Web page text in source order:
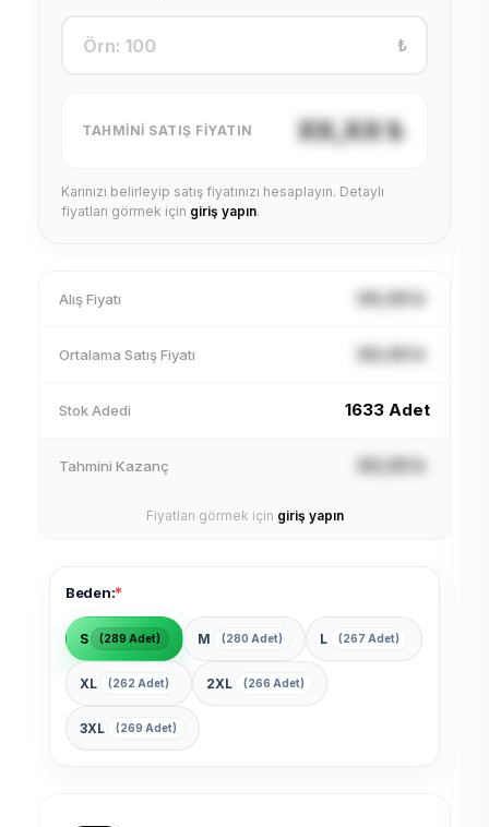
₺
TAHMINI SATIŞ FIYATIN XX,XX ₺
Karınızı belirleyip satış fiyatınızı hesaplayın. Detaylı
fiyatları görmek için giriş yapın.
Alış Fiyatı XX,XX ₺
Ortalama Satış Fiyatı XX,XX ₺
Stok Adedi 1633 Adet
Tahmini Kazanç XX,XX ₺
Fiyatları görmek için giriş yapın
Beden:*
S (289 Adet) M (280 Adet) L (267 Adet)
XL (262 Adet) 2XL (266 Adet)
3XL (269 Adet)